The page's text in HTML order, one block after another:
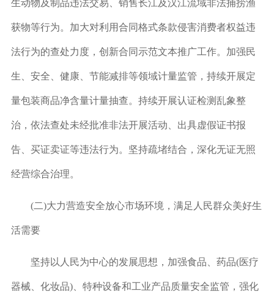
生动物及制品违法交易、销售长江及汉江流域非法捕捞渔
获物等行为。加大对利用合同格式条款侵害消费者权益违
法行为的查处力度，创新合同示范文本推广工作。加强民
生、安全、健康、节能减排等领域计量监管，持续开展定
量包装商品净含量计量抽查。持续开展认证检测乱象整
治，依法查处未经批准非法开展活动、出具虚假证书报
告、买证卖证等违法行为。坚持疏堵结合，深化无证无照
经营综合治理。
(二)大力营造安全放心市场环境，满足人民群众美好生
活需要
坚持以人民为中心的发展思想，加强食品、药品(医疗
器械、化妆品)、特种设备和工业产品质量安全监管，强化